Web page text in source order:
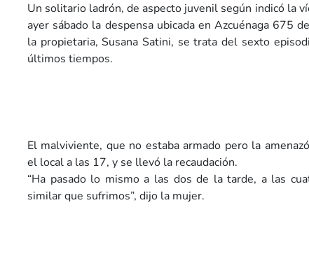
Un solitario ladrón, de aspecto juvenil según indicó la
ayer sábado la despensa ubicada en Azcuénaga 675
la propietaria, Susana Satini, se trata del sexto
últimos tiempos.
El malviviente, que no estaba armado pero la
el local a las 17, y se llevó la recaudación.
“Ha pasado lo mismo a las dos de la tarde, a las
similar que sufrimos”, dijo la mujer.